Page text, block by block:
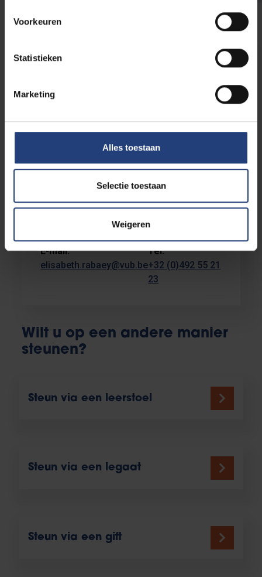
Voorkeuren
Statistieken
Marketing
Alles toestaan
Selectie toestaan
Weigeren
Hoofd VUB Foundation & Juridisch Adviseur
E-mail:
elisabeth.rabaey@vub.be
Tel:
+32 (0)492 55 21
23
Wilt u op een andere manier
steunen?
Steun via een leerstoel
Steun via een legaat
Steun via een gift